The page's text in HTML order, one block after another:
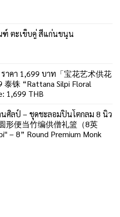
ฑ์ ตะเข็บคู่ สีแก่นขนุน
าคา 1,699 บาท「宝花艺术供花
泰铢 “Rattana Silpi Floral
1,699 THB
ศิลป์ – ชุดชะลอมปิ่นโตกลม 8 นิ้ว
形便当竹编供僧礼篮（8英
– 8” Round Premium Monk